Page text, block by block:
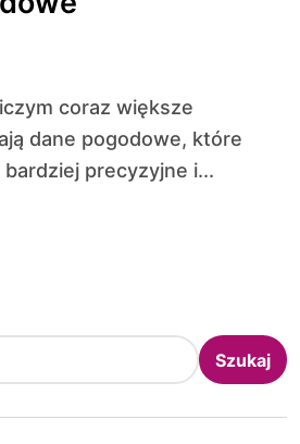
dane pogodowe, które
precyzyjne i...
Szukaj